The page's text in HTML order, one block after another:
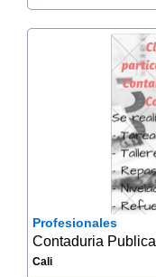
Profesionales
Contaduria Publica
Cali